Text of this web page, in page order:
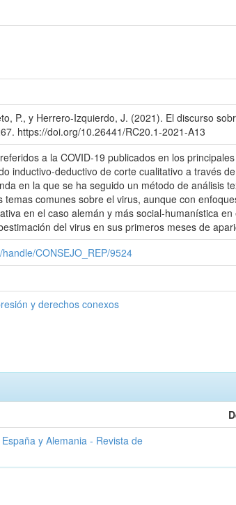
P., y Herrero-Izquierdo, J. (2021). El discurso
https://doi.org/10.26441/RC20.1-2021-A13
a la COVID-19 publicados en los
inductivo-deductivo de corte cualitativo a través
en la que se ha seguido un método de análisis
comunes sobre el virus, aunque con
en el caso alemán y más social-humanística
del virus en sus primeros meses de
CONSEJO_REP/9524
y derechos conexos
y Alemania - Revista de